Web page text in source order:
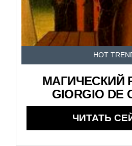
HOT
МАГИЧЕСКИЙ
GIORGIO DE
ЧИТАТЬ